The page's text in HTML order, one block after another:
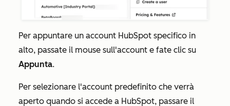
Per appuntare un account HubSpot specifico in
alto, passate il mouse sull'account e fate clic su
Appunta.
Per selezionare l'account predefinito che verrà
aperto quando si accede a HubSpot, passare il